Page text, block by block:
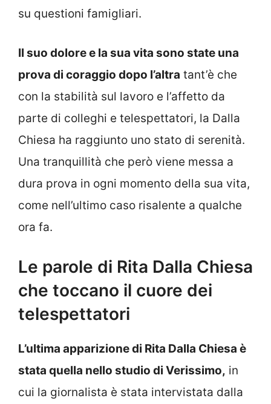
su questioni famigliari.
Il suo dolore e la sua vita sono state una
prova di coraggio dopo l’altra tant’è che
con la stabilità sul lavoro e l’affetto da
parte di colleghi e telespettatori, la Dalla
Chiesa ha raggiunto uno stato di serenità.
Una tranquillità che però viene messa a
dura prova in ogni momento della sua vita,
come nell’ultimo caso risalente a qualche
ora fa.
Le parole di Rita Dalla Chiesa
che toccano il cuore dei
telespettatori
L’ultima apparizione di Rita Dalla Chiesa è
stata quella nello studio di Verissimo, in
cui la giornalista è stata intervistata dalla